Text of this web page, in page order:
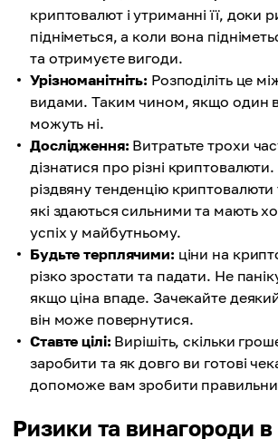
криптовалют і утриманні її, доки
підніметься, а коли вона
та отримуєте вигоди.
Урізноманітніть: Розподіліть це
видами. Таким чином, якщо один
можуть ні.
Дослідження: Витратьте трохи
дізнатися про різні
різдвяну тенденцію криптовалюти
які здаються сильними та мають
успіх у майбутньому.
Будьте терплячими: ціни на
різко зростати та падати. Не
якщо ціна впаде. Зачекайте
він може повернутися.
Ставте цілі: Вирішіть, скільки
заробити та як довго ви готові
допоможе вам зробити
Ризики та винагороди в